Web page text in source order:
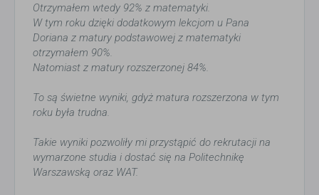
Otrzymałem wtedy 92% z matematyki.
W tym roku dzięki dodatkowym lekcjom u Pana
Doriana z matury podstawowej z matematyki
otrzymałem 90%.
Natomiast z matury rozszerzonej 84%.
To są świetne wyniki, gdyż matura rozszerzona w tym
roku była trudna.
Takie wyniki pozwoliły mi przystąpić do rekrutacji na
wymarzone studia i dostać się na Politechnikę
Warszawską oraz WAT.